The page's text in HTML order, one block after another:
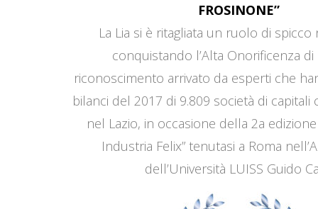
FROSINONE”
La Lia si è ritagliata un ruolo di
conquistando l’Alta Onorificenza di
riconoscimento arrivato da esperti che
bilanci del 2017 di 9.809 società di capitali
nel Lazio, in occasione della 2a
Industria Felix” tenutasi a Roma
dell’Università LUISS Guido